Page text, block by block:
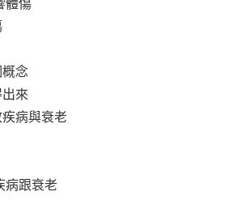
體傷
念
來
病與衰老
病跟衰老